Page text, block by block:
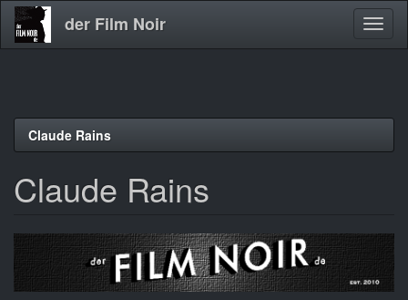
Direkt
der Film Noir
Claude Rains
Claude Rains